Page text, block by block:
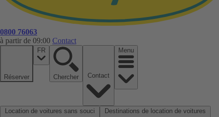
0800 76063
à partir de 09:00 Contact
Réserver
FR
Chercher
Menu